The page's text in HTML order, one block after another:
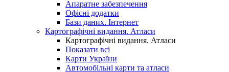
Апаратне забезпечення
Офісні додатки
Бази даних. Інтернет
Картографічні видання. Атласи
Картографічні видання. Атласи
Показати всі
Карти України
Автомобільні карти та атласи